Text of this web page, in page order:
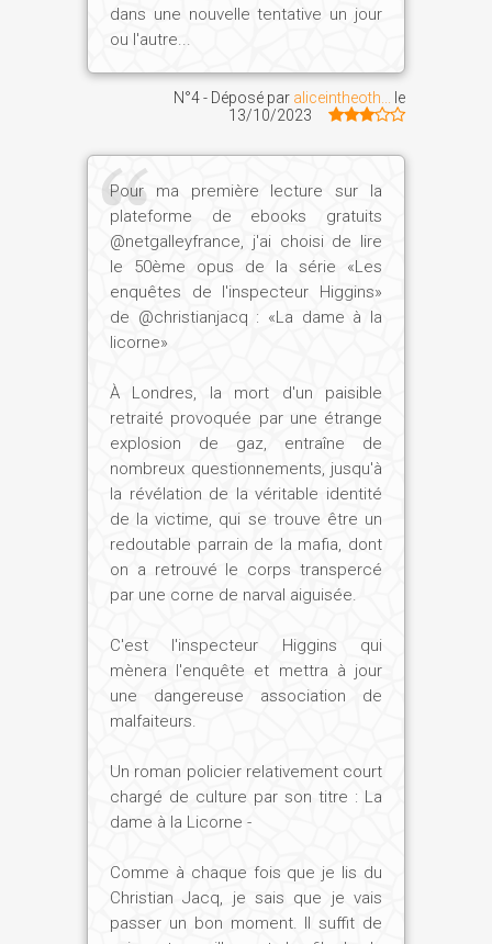
dans une nouvelle tentative un jour
ou l'autre...
N°4 - Déposé par aliceintheoth...
le
13/10/2023
Pour ma première lecture sur la
plateforme de ebooks gratuits
@netgalleyfrance, j'ai choisi de lire
le 50ème opus de la série «Les
enquêtes de l'inspecteur Higgins»
de @christianjacq : «La dame à la
licorne»
À Londres, la mort d'un paisible
retraité provoquée par une étrange
explosion de gaz, entraîne de
nombreux questionnements, jusqu'à
la révélation de la véritable identité
de la victime, qui se trouve être un
redoutable parrain de la mafia, dont
on a retrouvé le corps transpercé
par une corne de narval aiguisée.
C'est l'inspecteur Higgins qui
mènera l'enquête et mettra à jour
une dangereuse association de
malfaiteurs.
Un roman policier relativement court
chargé de culture par son titre : La
dame à la Licorne -
Comme à chaque fois que je lis du
Christian Jacq, je sais que je vais
passer un bon moment. Il suffit de